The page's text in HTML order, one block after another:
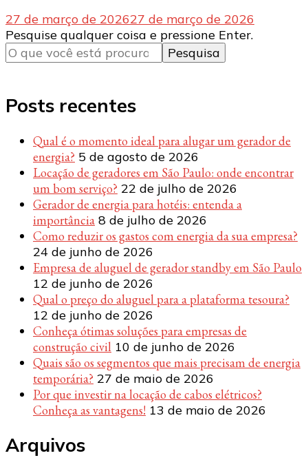
27 de março de 202627 de março de 2026
Procurando
algo?
Pesquise qualquer coisa e pressione Enter.
Posts recentes
Qual é o momento ideal para alugar um gerador de
energia? 5 de agosto de 2026
Locação de geradores em São Paulo: onde encontrar
um bom serviço? 22 de julho de 2026
Gerador de energia para hotéis: entenda a
importância 8 de julho de 2026
Como reduzir os gastos com energia da sua empresa?
24 de junho de 2026
Empresa de aluguel de gerador standby em São Paulo
12 de junho de 2026
Qual o preço do aluguel para a plataforma tesoura?
12 de junho de 2026
Conheça ótimas soluções para empresas de
construção civil 10 de junho de 2026
Quais são os segmentos que mais precisam de energia
temporária? 27 de maio de 2026
Por que investir na locação de cabos elétricos?
Conheça as vantagens! 13 de maio de 2026
Arquivos